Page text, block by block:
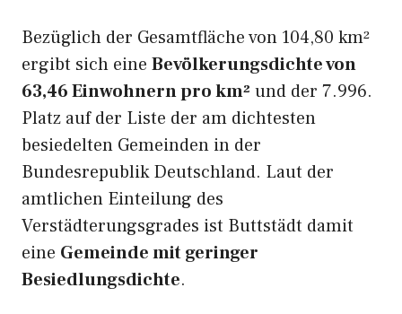
Bezüglich der Gesamtfläche von 104,80 km²
ergibt sich eine Bevölkerungsdichte von
63,46 Einwohnern pro km² und der 7.996.
Platz auf der Liste der am dichtesten
besiedelten Gemeinden in der
Bundesrepublik Deutschland. Laut der
amtlichen Einteilung des
Verstädterungsgrades ist Buttstädt damit
eine Gemeinde mit geringer
Besiedlungsdichte.